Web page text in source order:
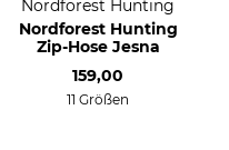
Nordforest Hunting
Nordforest Hunting
Zip-Hose Jesna
159,00
11 Größen